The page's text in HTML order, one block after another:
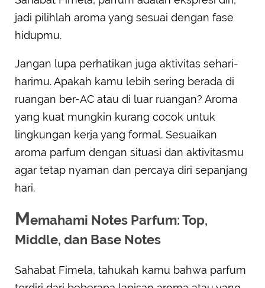
jadi pilihlah aroma yang sesuai dengan fase
hidupmu.
Jangan lupa perhatikan juga aktivitas sehari-
harimu. Apakah kamu lebih sering berada di
ruangan ber-AC atau di luar ruangan? Aroma
yang kuat mungkin kurang cocok untuk
lingkungan kerja yang formal. Sesuaikan
aroma parfum dengan situasi dan aktivitasmu
agar tetap nyaman dan percaya diri sepanjang
hari.
Memahami Notes Parfum: Top,
Middle, dan Base Notes
Sahabat Fimela, tahukah kamu bahwa parfum